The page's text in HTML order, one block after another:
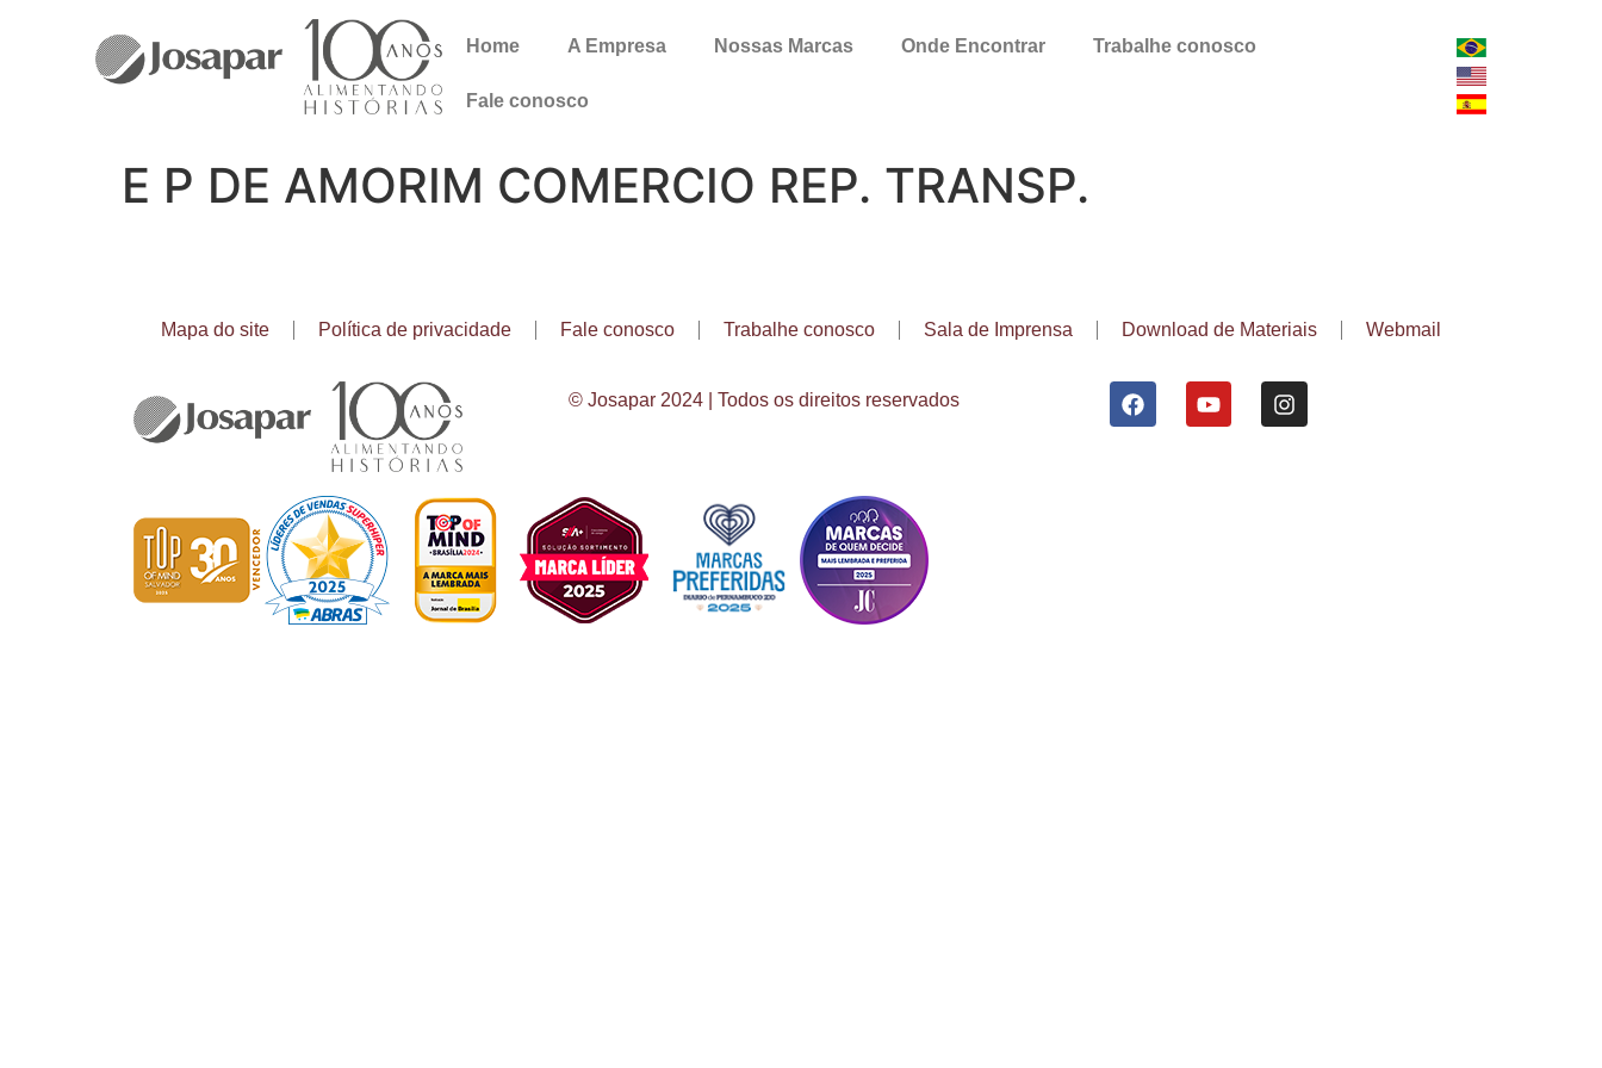
Home A Empresa Nossas Marcas Onde Encontrar Trabalhe conosco
Fale conosco
E P DE AMORIM COMERCIO REP. TRANSP.
Mapa do site Política de privacidade Fale conosco Trabalhe conosco Sala de Imprensa Download de Materiais Webmail
© Josapar 2024 | Todos os direitos reservados